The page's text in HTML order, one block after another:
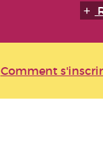
Comment